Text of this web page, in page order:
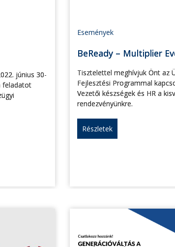
június 30-
feladatot
Események
BeReady – Multiplier
Tisztelettel meghívjuk Önt az
Fejlesztési Programmal
Vezetői készségek és HR a
rendezvényünkre.
Részletek